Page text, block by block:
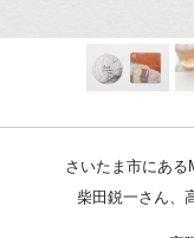
さいたま市にある
柴田鋭一さん、